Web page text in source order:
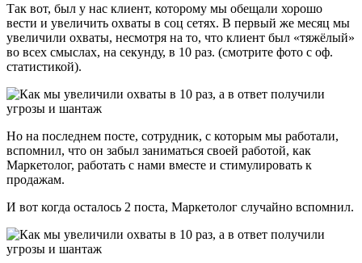
Так вот, был у нас клиент, которому мы обещали хорошо
вести и увеличить охваты в соц сетях. В первый же месяц мы
увеличили охваты, несмотря на то, что клиент был «тяжёлый»
во всех смыслах, на секунду, в 10 раз. (смотрите фото с оф.
статистикой).
Но на последнем посте, сотрудник, с которым мы работали,
вспомнил, что он забыл заниматься своей работой, как
Маркетолог, работать с нами вместе и стимулировать к
продажам.
И вот когда осталось 2 поста, Маркетолог случайно вспомнил.